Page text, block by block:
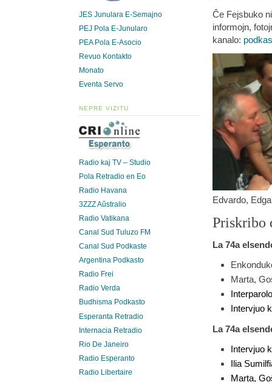
Ĉe Fejsbuko
informojn,
kanalo:
Edvardo,
Priskribo
La 74a
Marta,
Interparolo
Intervjuo
La 74a
Intervjuo
Ilia
Marta,
JES Junulara E-Semajno
PEJ Pola E-Junularo
PEA Pola E-Asocio
Revuo Kontakto
Monato
Eventa Servo
NEPRE VIZITU
Radio kaj TV – Studio
Pola Retradio en Eo
Radio Havana
3ZZZ Aŭstralio
Radio Vatikana
Canal Sud Tuluzo FM
Canal Sud Podkaste
Argentina Podkasto
Radio Frei
Radio Verda
Budhisma Podkasto
Esperanta Retradio
Internacia Retradio
Rio De Janeiro
Radio Esperanto
Radio Libertaire